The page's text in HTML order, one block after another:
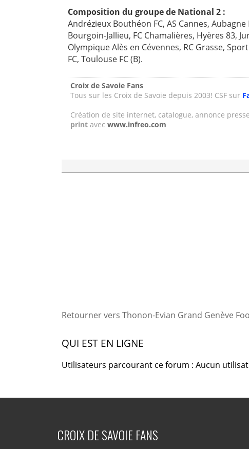
Composition du groupe de National 2 :
Andrézieux Bouthéon FC, AS Cannes, Aubagne
Bourgoin-Jallieu, FC Chamalières, Hyères 83,
Olympique Alès en Cévennes, RC Grasse,
FC, Toulouse FC (B).
Croix de Savoie Fans
Tous sur les Croix de Savoie depuis 2003! CSF sur
Création de site internet, catalogue, annonce
print avecwww.infreo.com
Retourner vers Thonon-Evian Grand Genève
QUI EST EN LIGNE
Utilisateurs parcourant ce forum : Aucun
CROIX DE SAVOIE FANS